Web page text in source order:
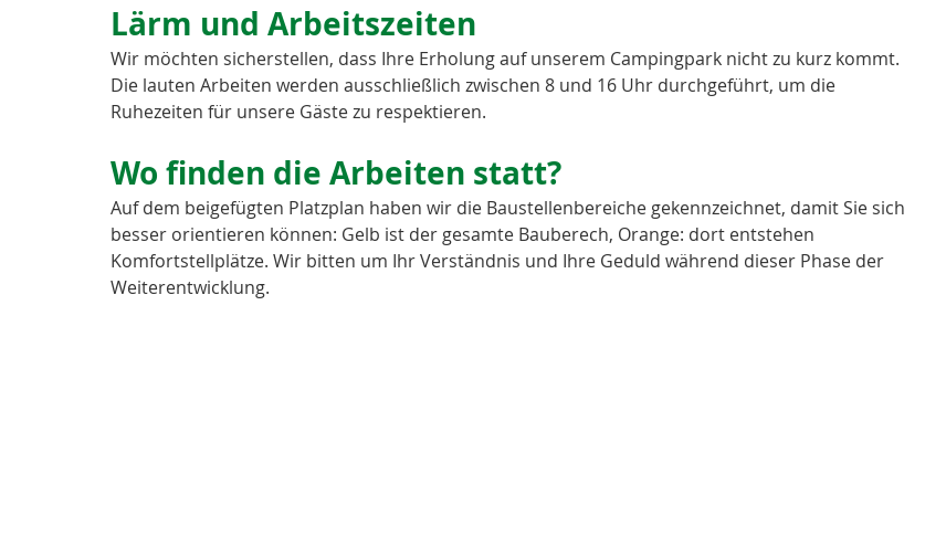
Lärm und Arbeitszeiten
Wir möchten sicherstellen, dass Ihre Erholung auf unserem Campingpark nicht zu kurz kommt.
Die lauten Arbeiten werden ausschließlich zwischen 8 und 16 Uhr durchgeführt, um die
Ruhezeiten für unsere Gäste zu respektieren.
Wo finden die Arbeiten statt?
Auf dem beigefügten Platzplan haben wir die Baustellenbereiche gekennzeichnet, damit Sie sich
besser orientieren können: Gelb ist der gesamte Bauberech, Orange: dort entstehen
Komfortstellplätze. Wir bitten um Ihr Verständnis und Ihre Geduld während dieser Phase der
Weiterentwicklung.